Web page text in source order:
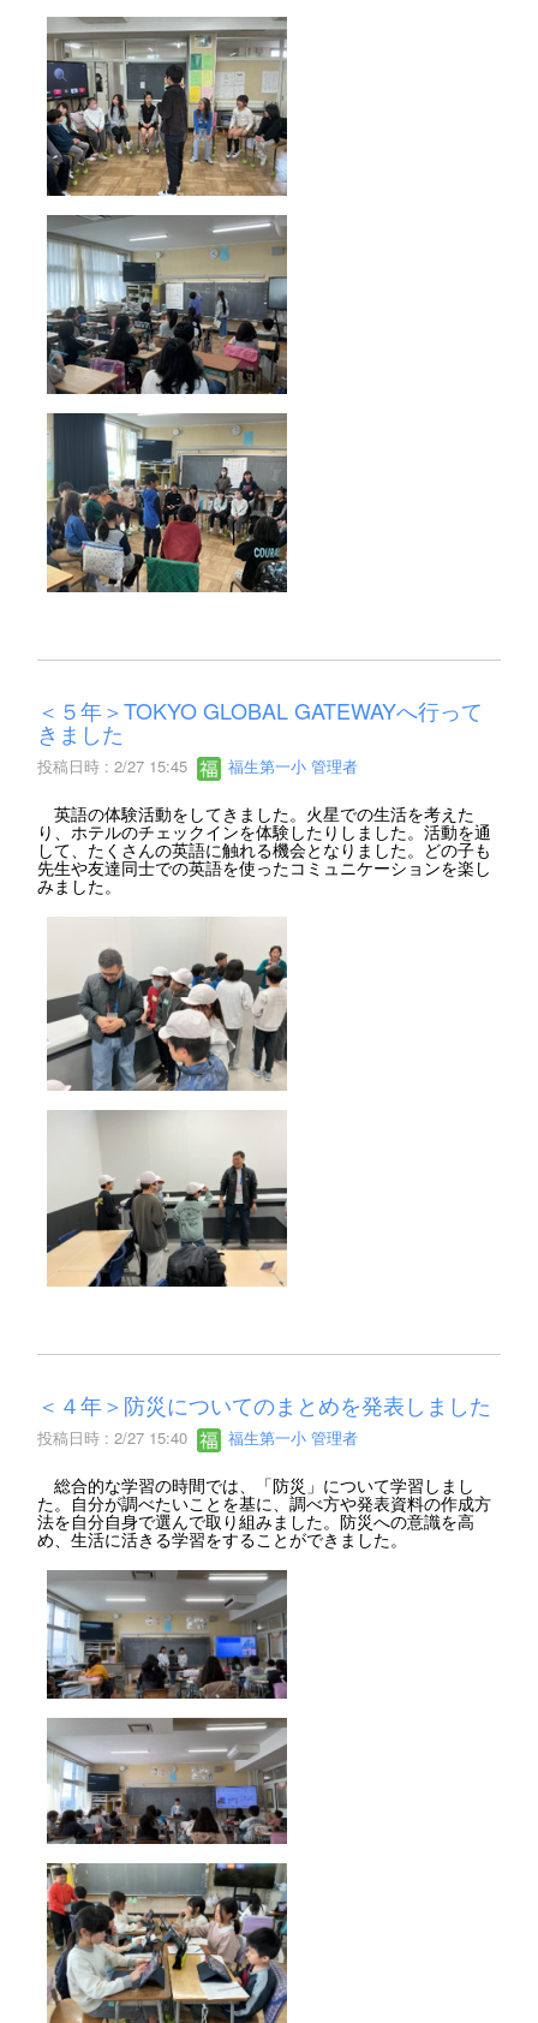
＜５年＞TOKYO GLOBAL GATEWAYへ行って
きました
投稿日時 : 2/27 15:45 福生第一小 管理者
英語の体験活動をしてきました。火星での生活を考えた
り、ホテルのチェックインを体験したりしました。活動を通
して、たくさんの英語に触れる機会となりました。どの子も
先生や友達同士での英語を使ったコミュニケーションを楽し
みました。
＜４年＞防災についてのまとめを発表しました
投稿日時 : 2/27 15:40 福生第一小 管理者
総合的な学習の時間では、「防災」について学習しまし
た。自分が調べたいことを基に、調べ方や発表資料の作成方
法を自分自身で選んで取り組みました。防災への意識を高
め、生活に活きる学習をすることができました。